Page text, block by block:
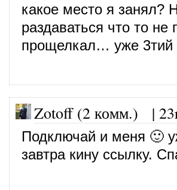
какое место я занял?
раздаваться что то
прощелкал… уже 3тий
Zotoff (2 комм.) |
Подключай и меня 🙂
завтра кину ссылку.